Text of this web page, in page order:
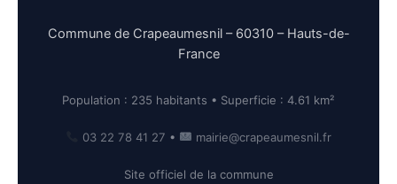
Commune de Crapeaumesnil – 60310 – Hauts-de-
France
Population : 235 habitants • Superficie : 4.61 km²
03 22 78 41 27 • mairie@crapeaumesnil.fr
Site officiel de la commune